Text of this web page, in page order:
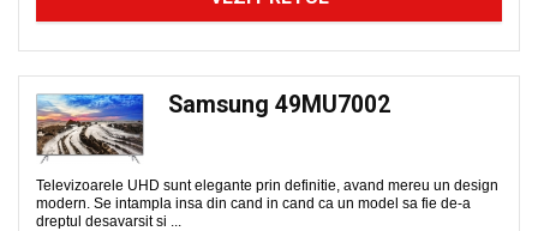
Samsung 49MU7002
Televizoarele UHD sunt elegante prin definitie, avand mereu un design
modern. Se intampla insa din cand in cand ca un model sa fie de-a
dreptul desavarsit si ...